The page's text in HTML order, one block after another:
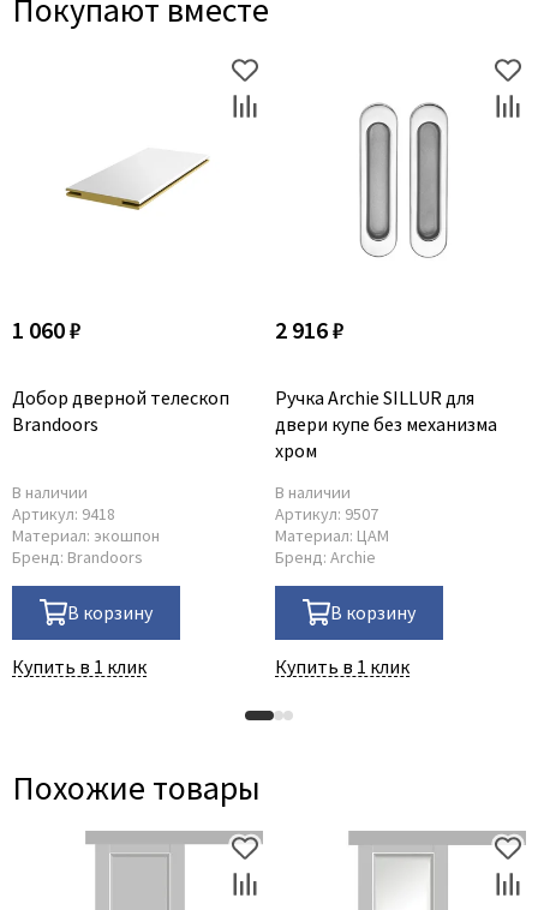
Покупают вместе
1 060 ₽
Добор дверной телескоп
Brandoors
В наличии
Артикул: 9418
Материал: экошпон
Бренд: Brandoors
В корзину
Купить в 1 клик
2 916 ₽
Ручка Archie SILLUR для
двери купе без механизма
хром
В наличии
Артикул: 9507
Материал: ЦАМ
Бренд: Archie
В корзину
Купить в 1 клик
Похожие товары